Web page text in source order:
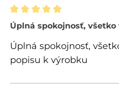
Recenzia s hodnotením
Úplná spokojnosť,
Úplná spokojnosť,
popisu k výrobku